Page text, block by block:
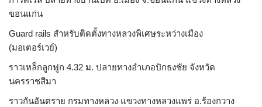
ขอนแก่น
Guard rails สำหรับติดตั้งทางหลวงพิเศษระหว่างเมือง
(มอเตอร์เวย์)
ราวเหล็กลูกฟูก 4.32 ม. ปลายทางอำเภอปักธงชัย จังหวัด
นครราชสีมา
ราวกันอันตราย กรมทางหลวง แขวงทางหลวงแพร่ อ.ร้องกวาง